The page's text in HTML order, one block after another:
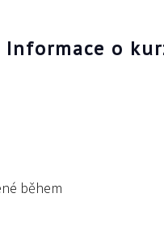
Informace o
během